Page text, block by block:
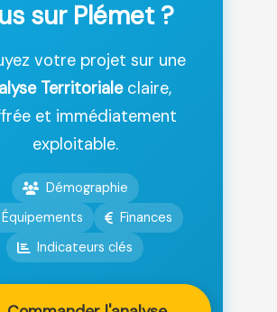
sur Plémet ?
votre projet sur une
Territorialeclaire,
et immédiatement
exploitable.
Démographie
Équipements
Finances
Indicateurs clés